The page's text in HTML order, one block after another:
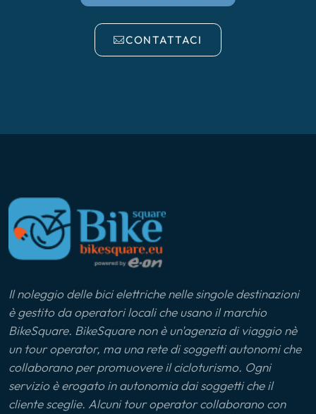
CONTATTACI
Il noleggio delle bici elettriche nelle singole destinazioni
è gestito da operatori locali che usano il marchio
BikeSquare. BikeSquare non è un'agenzia di viaggio nè
un tour operator, ma una rete di soggetti autonomi che
collaborano per promuovere il cicloturismo. Ogni
servizio è erogato in autonomia dai soggetti che il
cliente sceglie. Alcuni tour operator collaborano con